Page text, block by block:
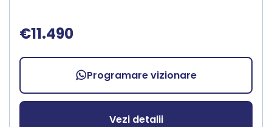
€11.490
Programare vizionare
Vezi detalii